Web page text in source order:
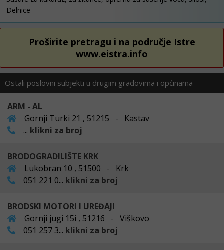
Delnice
Proširite pretragu i na područje Istre
www.eistra.info
Ostali poslovni subjekti u drugim gradovima i općinama
ARM - AL
Gornji Turki 21 , 51215 - Kastav
... klikni za broj
BRODOGRADILIŠTE KRK
Lukobran 10 , 51500 - Krk
051 221 0... klikni za broj
BRODSKI MOTORI I UREĐAJI
Gornji jugi 15i , 51216 - Viškovo
051 257 3... klikni za broj